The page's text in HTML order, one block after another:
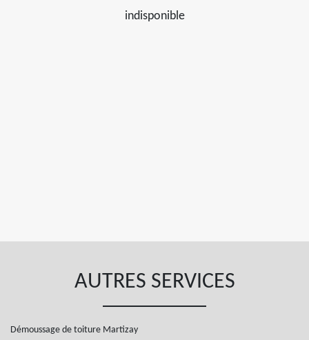
indisponible
AUTRES SERVICES
Démoussage de toiture Martizay